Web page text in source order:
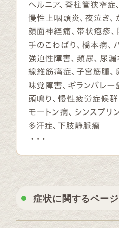
症状に関するページ